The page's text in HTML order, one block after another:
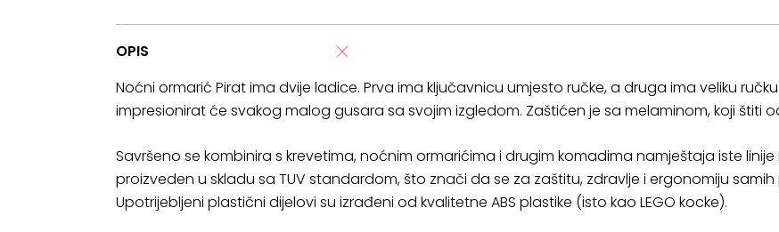
OPIS
Noćni ormarić Pirat ima dvije ladice. Prva ima ključavnicu umjesto ručke, a druga ima veliku
impresionirat će svakog malog gusara sa svojim izgledom. Zaštićen je sa melaminom, koji štiti
Savršeno se kombinira s krevetima, noćnim ormarićima i drugim komadima namještaja iste linije
proizveden u skladu sa TUV standardom, što znači da se za zaštitu, zdravlje i ergonomiju
Upotrijebljeni plastični dijelovi su izrađeni od kvalitetne ABS plastike (isto kao LEGO kocke).